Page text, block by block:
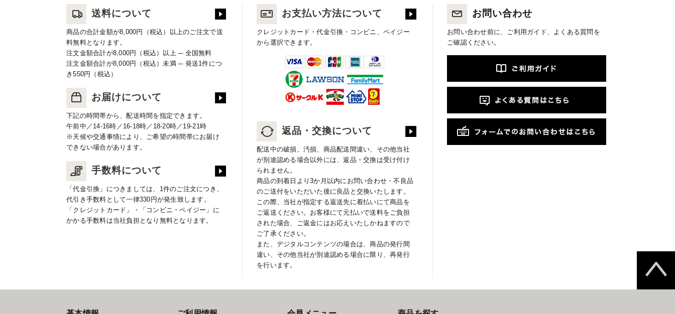
送料について
商品の合計金額が8,000円（税込）以上のご注文で送
料無料となります。
注文金額合計が8,000円（税込）以上 ─ 全国無料
注文金額合計が8,000円（税込）未満 ─ 発送1件につ
き550円（税込）
お届けについて
下記の時間帯から、配送時間を指定できます。
午前中／14-16時／16-18時／18-20時／19-21時
※天候や交通事情により、ご希望の時間帯にお届け
できない場合があります。
手数料について
「代金引換」につきましては、1件のご注文につき、
代引き手数料として一律330円が発生致します。
「クレジットカード」・「コンビニ・ペイジー」に
かかる手数料は当社負担となり無料となります。
お支払い方法について
クレジットカード・代金引換・コンビニ、ペイジー
から選択できます。
返品・交換について
配送中の破損、汚損、商品配送間違い、その他当社
が別途認める場合以外には、返品・交換は受け付け
られません。
商品の到着日より3か月以内にお問い合わせ・不良品
のご送付をいただいた後に良品と交換いたします。
この際、当社が指定する返送先に着払いにて商品を
ご返送ください。お客様にて元払いで送料をご負担
された場合、ご返金にはお応えいたしかねますので
ご了承ください。
また、デジタルコンテンツの場合は、商品の発行間
違い、その他当社が別途認める場合に限り、再発行
を行います。
お問い合わせ
お問い合わせ前に、ご利用ガイド、よくある質問を
ご確認ください。